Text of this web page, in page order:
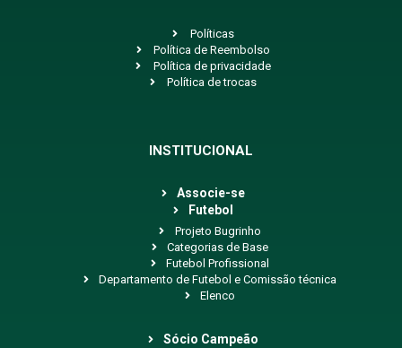
Políticas
Política de Reembolso
Política de privacidade
Política de trocas
INSTITUCIONAL
Associe-se
Futebol
Projeto Bugrinho
Categorias de Base
Futebol Profissional
Departamento de Futebol e Comissão técnica
Elenco
Sócio Campeão